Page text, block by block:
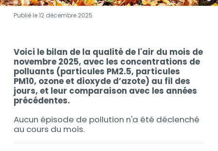
Publié le 12 décembre 2025
Contenu
Voici le bilan de la qualité de l'air du mois de
novembre 2025, avec les concentrations de
polluants (particules PM2.5, particules
PM10, ozone et dioxyde d’azote) au fil des
jours, et leur comparaison avec les années
précédentes.
Aucun épisode de pollution n'a été déclenché
au cours du mois.